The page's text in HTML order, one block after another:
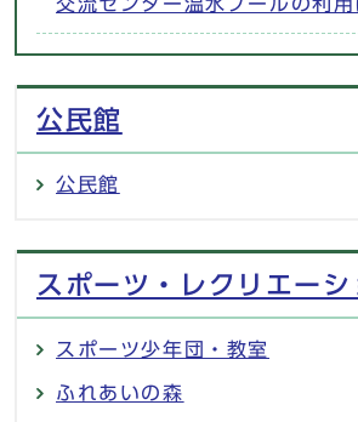
メインメニュー
公民館
公民館
スポーツ・レクリエーシ
スポーツ少年団・教室
ふれあいの森